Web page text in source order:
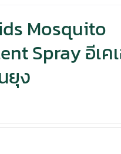
Mosquito
Spray อีเค
ยุง